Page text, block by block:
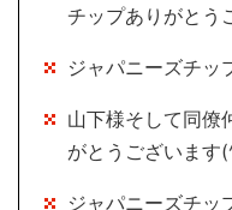
チップありがとう
ジャパニーズチッ
山下様そして同僚
がとうございます
ジャパニーズチッ